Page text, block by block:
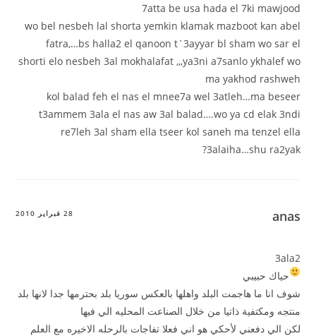
7atta be usa hada el 7ki mawjood
wo bel nesbeh lal shorta yemkin klamak mazboot kan abel
fatra,…bs halla2 el qanoon t`3ayyar bl sham wo sar el
shorti elo nesbeh 3al mokhalafat ,,,ya3ni a7sanlo ykhalef wo
ma yakhod rashweh
kol balad feh el nas el mnee7a wel 3atleh…ma beseer
t3ammem 3ala el nas aw 3al balad….wo ya cd elak 3ndi
re7leh 3al sham ella tseer kol saneh ma tenzel ella
3alaiha…shu ra2yak?
anas 28 فبراير 2010
3ala2
حياك حبيبي
شوف انا ما هاجمت البلد واهلها بالعكس سوريا بلد بحترمها جدا لانها بلد
منتجه ومكتفية ذاتيا من خلال الصناعت المحليه الي فيها
لكن الي دفعني لأحكي هو اني فعلا تفاجات بالرحله الاخيره مع العلم